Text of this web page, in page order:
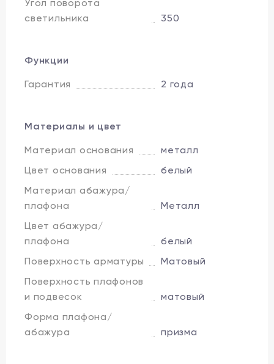
Угол поворота
светильника
350
Функции
Гарантия 2 года
Материалы и цвет
Материал основания
металл
Цвет основания
белый
Материал абажура/
плафона
Металл
Цвет абажура/
плафона
белый
Поверхность арматуры
Матовый
Поверхность плафонов
и подвесок
матовый
Форма плафона/
абажура
призма